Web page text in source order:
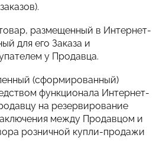
размещенный в Интернет-
для его Заказа и
у Продавца.
(сформированный)
функционала Интернет-
на резервирование
между Продавцом и
розничной купли-продажи